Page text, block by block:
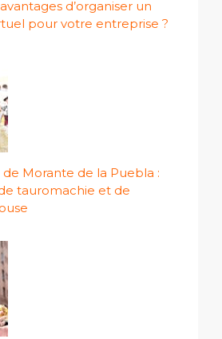
d’organiser un
pour votre entreprise ?
Morante de la Puebla :
tauromachie et de